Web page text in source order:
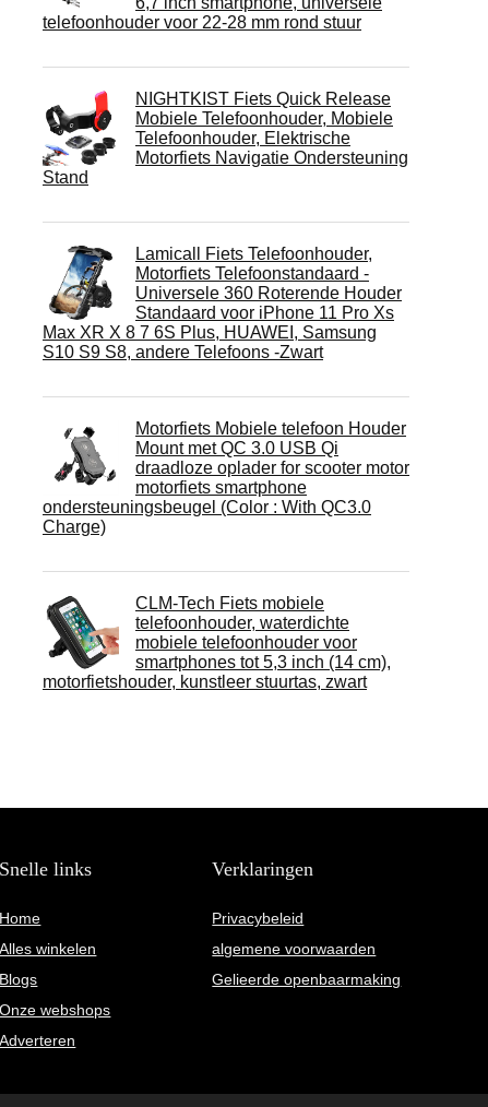
telefoonhouder voor 22-28 mm rond stuur
NIGHTKIST Fiets Quick Release
Mobiele Telefoonhouder, Mobiele
Telefoonhouder, Elektrische
Motorfiets Navigatie Ondersteuning
Stand
Lamicall Fiets Telefoonhouder,
Motorfiets Telefoonstandaard -
Universele 360 ​​Roterende Houder
Standaard voor iPhone 11 Pro Xs
Max XR X 8 7 6S Plus, HUAWEI, Samsung
S10 S9 S8, andere Telefoons -Zwart
Motorfiets Mobiele telefoon Houder
Mount met QC 3.0 USB Qi
draadloze oplader for scooter motor
motorfiets smartphone
ondersteuningsbeugel (Color : With QC3.0
Charge)
CLM-Tech Fiets mobiele
telefoonhouder, waterdichte
mobiele telefoonhouder voor
smartphones tot 5,3 inch (14 cm),
motorfietshouder, kunstleer stuurtas, zwart
Snelle links
Home
Alles winkelen
Blogs
Onze webshops
Adverteren
Verklaringen
Privacybeleid
algemene voorwaarden
Gelieerde openbaarmaking